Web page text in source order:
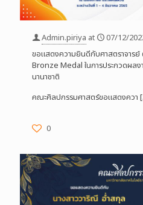
Admin.piriya at
07/12/
ขอแสดงความยินดีกับศาสตราจารย์
Bronze Medal ในการประกวดผล
นานาชาติ
คณะศิลปกรรมศาสตร์ขอแสดงควา
0